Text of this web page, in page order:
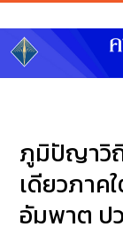
ภูมิปัญาวิถี
เดียวภา
อัมพาต ป